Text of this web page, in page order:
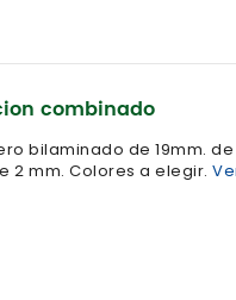
combinado
bilaminado de 19mm.
2 mm. Colores a elegir.